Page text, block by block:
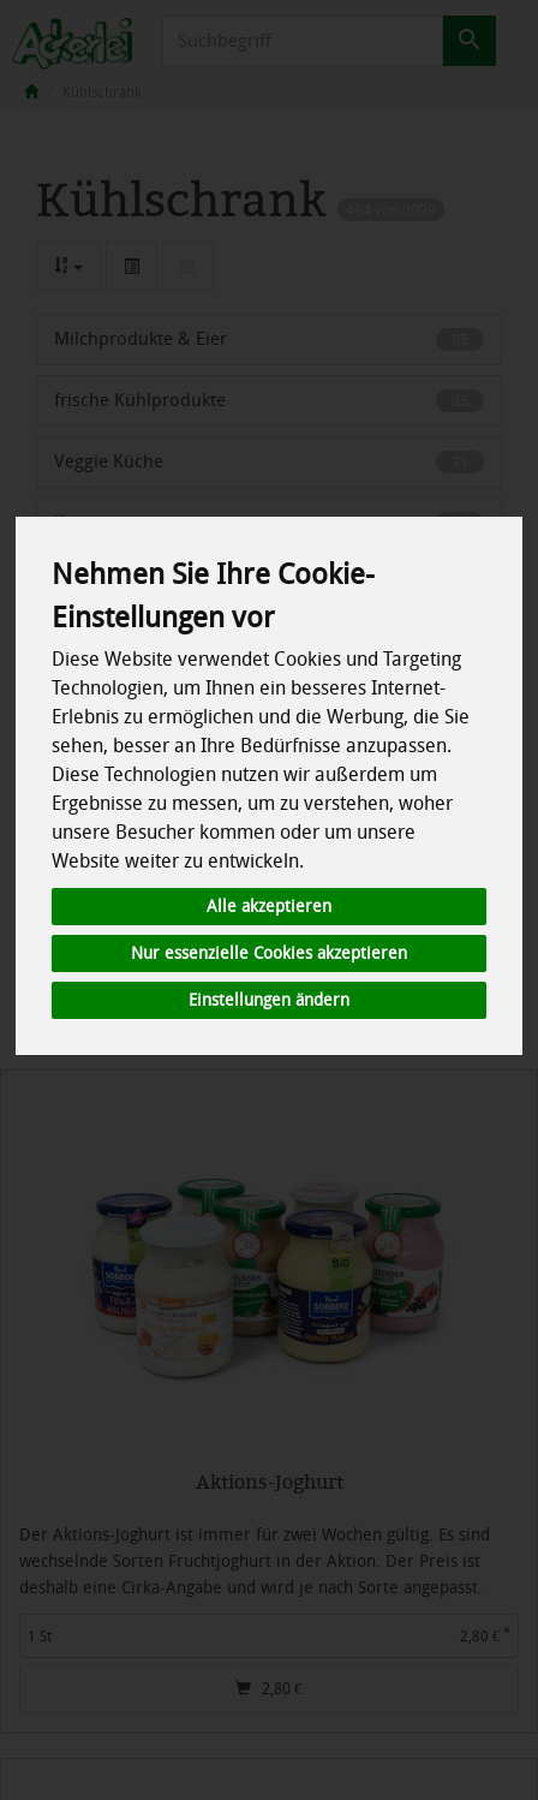
Nehmen Sie Ihre Cookie-
Einstellungen vor
Diese Website verwendet Cookies und Targeting
Technologien, um Ihnen ein besseres Internet-
Erlebnis zu ermöglichen und die Werbung, die Sie
sehen, besser an Ihre Bedürfnisse anzupassen.
Diese Technologien nutzen wir außerdem um
Ergebnisse zu messen, um zu verstehen, woher
unsere Besucher kommen oder um unsere
Website weiter zu entwickeln.
Alle akzeptieren
Nur essenzielle Cookies akzeptieren
Einstellungen ändern
Kühlschrank
Milchprodukte & Eier
frische Kühlprodukte
Veggie Küche
Käse
Fleisch, Wurst, Fisch
Hersteller Ernährung
Allergene
Käse aus pasteurisierter Milch
Käse aus thermisierter Milch
Regional
Rohmilchkäse
Aktions-Joghurt
Der Aktions-Joghurt ist immer für zwei Wochen gültig. Es sind
wechselnde Sorten Fruchtjoghurt in der Aktion. Der Preis ist
deshalb eine Cirka-Angabe und wird je nach Sorte angepasst.
1 St 2,80 € *
2,80 €